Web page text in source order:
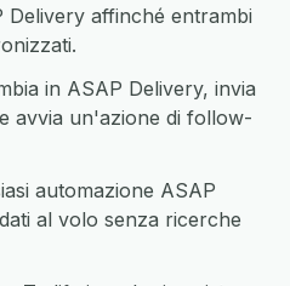
Delivery affinché entrambi
in ASAP Delivery, invia
avvia un'azione di follow-
automazione ASAP
al volo senza ricerche